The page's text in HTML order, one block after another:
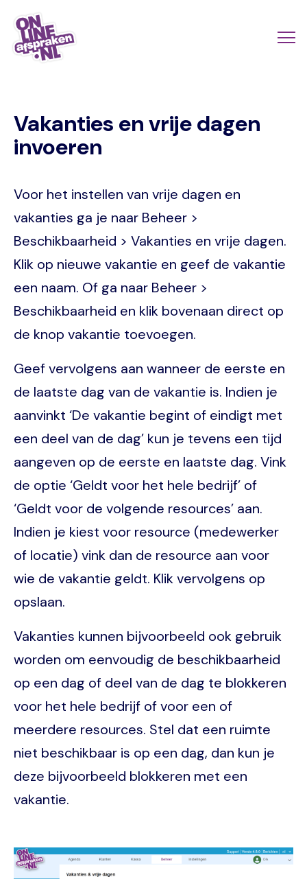
Naar
hoofdinhoud
Vakanties en vrije dagen
invoeren
Voor het instellen van vrije dagen en
vakanties ga je naar Beheer >
Beschikbaarheid > Vakanties en vrije dagen.
Klik op nieuwe vakantie en geef de vakantie
een naam. Of ga naar Beheer >
Beschikbaarheid en klik bovenaan direct op
de knop vakantie toevoegen.
Geef vervolgens aan wanneer de eerste en
de laatste dag van de vakantie is. Indien je
aanvinkt ‘De vakantie begint of eindigt met
een deel van de dag’ kun je tevens een tijd
aangeven op de eerste en laatste dag. Vink
de optie ‘Geldt voor het hele bedrijf’ of
‘Geldt voor de volgende resources’ aan.
Indien je kiest voor resource (medewerker
of locatie) vink dan de resource aan voor
wie de vakantie geldt. Klik vervolgens op
opslaan.
Vakanties kunnen bijvoorbeeld ook gebruik
worden om eenvoudig de beschikbaarheid
op een dag of deel van de dag te blokkeren
voor het hele bedrijf of voor een of
meerdere resources. Stel dat een ruimte
niet beschikbaar is op een dag, dan kun je
deze bijvoorbeeld blokkeren met een
vakantie.
Image